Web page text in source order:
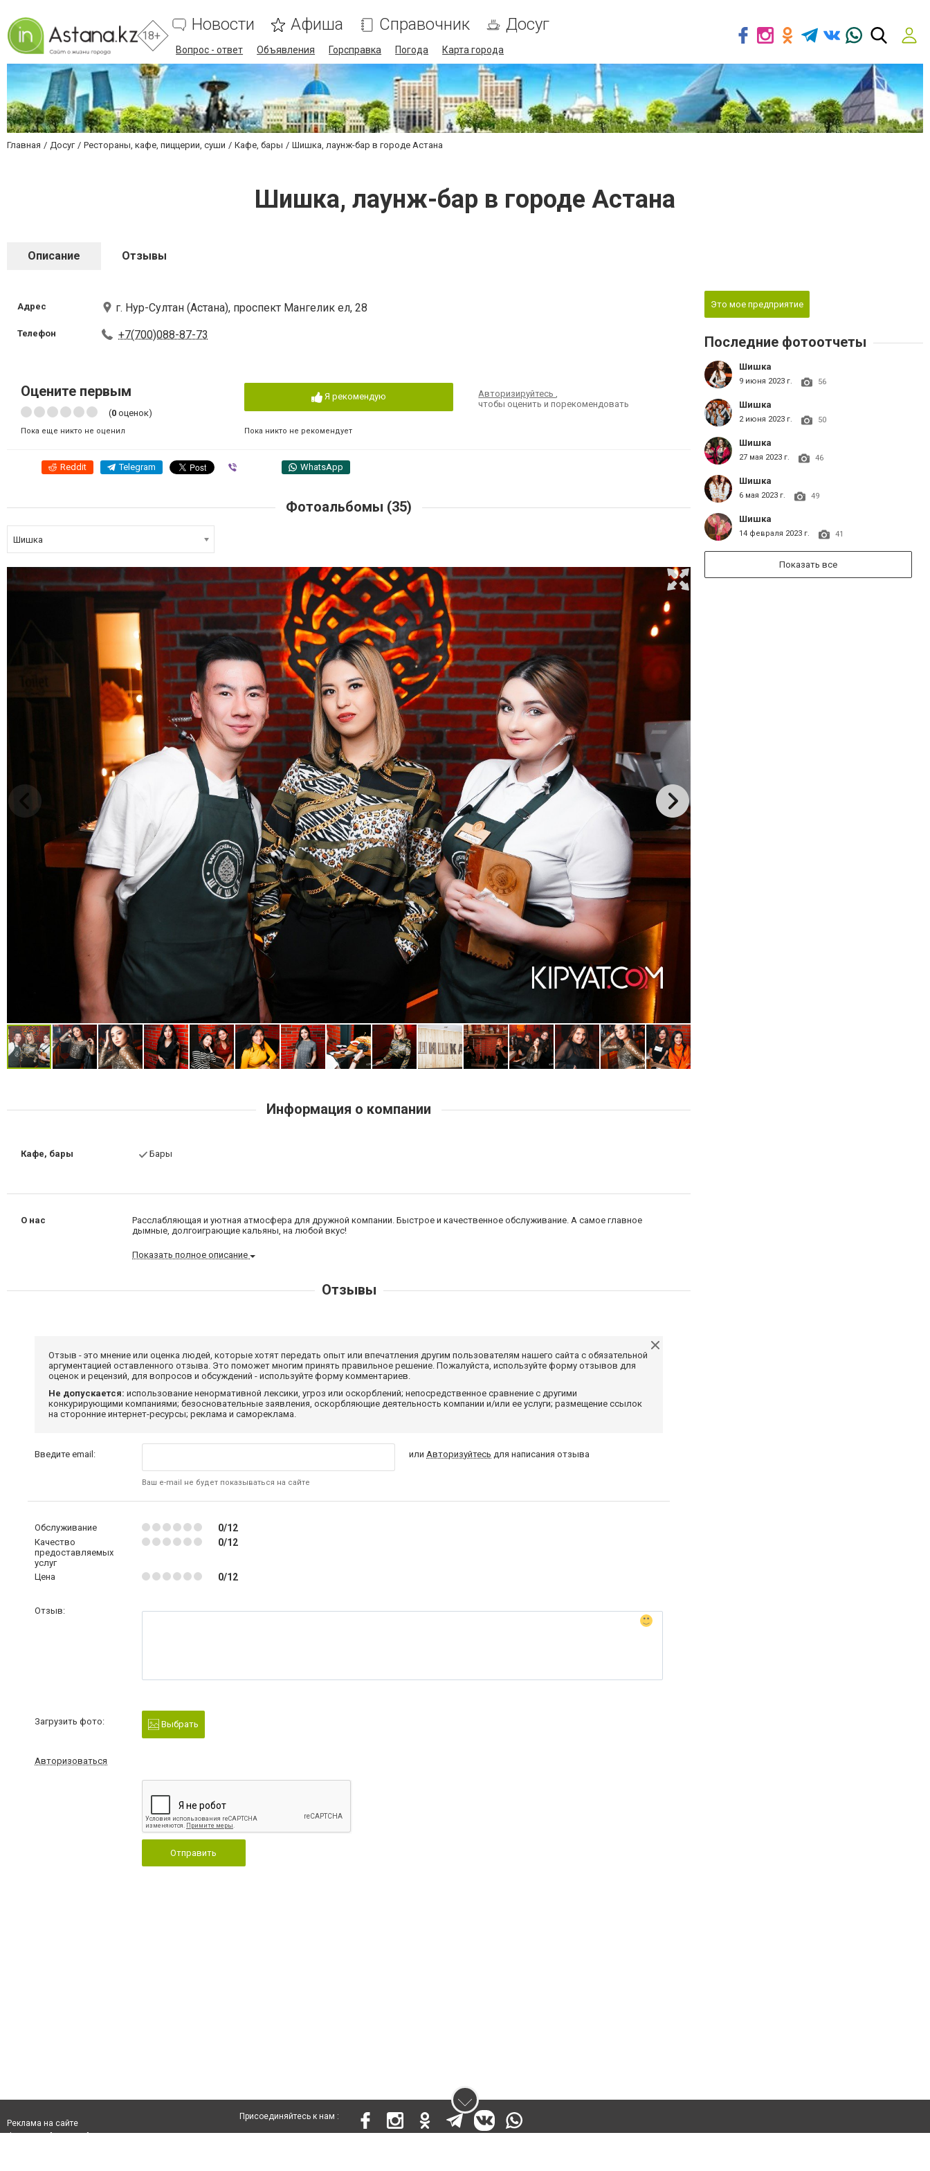
18+
Новости Афиша Справочник Досуг
Вопрос - ответ Объявления Горсправка Погода Карта города
Главная Досуг Рестораны, кафе, пиццерии, суши Кафе, бары Шишка, лаунж-бар в городе Астана
Шишка, лаунж-бар в городе Астана
Описание Отзывы
Адрес г. Нур-Султан (Астана), проспект Мангелик ел, 28
Телефон +7(700)088-87-73
Оцените первым
(0 оценок)
Пока еще никто не оценил
Я рекомендую
Пока никто не рекомендует
Авторизируйтесь,
чтобы оценить и порекомендовать
Reddit Telegram WhatsApp
Фотоальбомы (35)
Шишка
Информация о компании
Кафе, бары Бары
О нас
Расслабляющая и уютная атмосфера для дружной компании. Быстрое и качественное обслуживание. А самое главное
дымные, долгоиграющие кальяны, на любой вкус!
Показать полное описание
Это мое предприятие
Последние фотоотчеты
Шишка
9 июня 2023 г. 56
Шишка
2 июня 2023 г. 50
Шишка
27 мая 2023 г. 46
Шишка
6 мая 2023 г. 49
Шишка
14 февраля 2023 г. 41
Показать все
Отзывы
Отзыв - это мнение или оценка людей, которые хотят передать опыт или впечатления другим пользователям нашего сайта с обязательной
аргументацией оставленного отзыва. Это поможет многим принять правильное решение. Пожалуйста, используйте форму отзывов для
оценок и рецензий, для вопросов и обсуждений - используйте форму комментариев.
Не допускается: использование ненормативной лексики, угроз или оскорблений; непосредственное сравнение с другими
конкурирующими компаниями; безосновательные заявления, оскорбляющие деятельность компании и/или ее услуги; размещение ссылок
на сторонние интернет-ресурсы; реклама и самореклама.
Введите email:
Ваш e-mail не будет показываться на сайте
или Авторизуйтесь для написания отзыва
Обслуживание 0/12
Качество
предоставляемых
услуг
0/12
Цена 0/12
Отзыв:
Загрузить фото: Выбрать
Авторизоваться
Отправить
Реклама на сайте
Присоединяйтесь к нам :